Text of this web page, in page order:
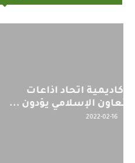
اليوم : المشاركة
لمنظمي